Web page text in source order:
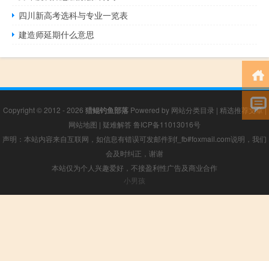
四川新高考选科与专业一览表
建造师延期什么意思
Copyright © 2012 - 2026 猎鲲钓鱼部落Powered by 网站分类目录 | 精选推荐文章|
网站地图 | 疑难解答 鲁ICP备11013016号
声明：本站内容来自互联网，如信息有错误可发邮件到f_fb#foxmail.com说明，我们
会及时纠正，谢谢
本站仅为个人兴趣爱好，不接盈利性广告及商业合作
小男孩